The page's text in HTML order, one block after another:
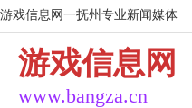
游戏信息网一抚州专业新闻媒体
游戏信息网
www.bangza.cn